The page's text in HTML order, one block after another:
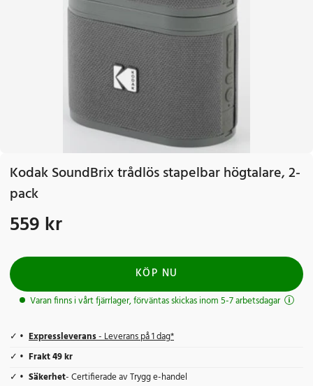
Kodak SoundBrix trådlös stapelbar högtalare, 2-
pack
Pris:559 kr
559 kr
KÖP NU
Varan finns i vårt fjärrlager, förväntas skickas inom 5-7 arbetsdagar
Expressleverans- Leverans på 1 dag*
Frakt 49 kr
Säkerhet- Certifierade av Trygg e-handel